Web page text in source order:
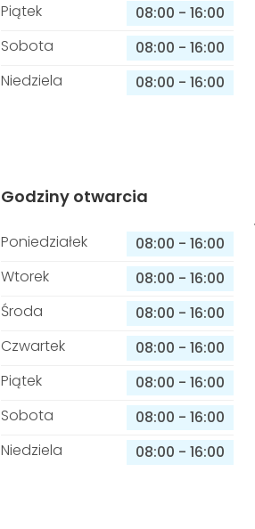
Piątek
08:00 - 16:00
Sobota
08:00 - 16:00
Niedziela
08:00 - 16:00
Godziny otwarcia
Poniedziałek 08:00 - 16:00
Wtorek
08:00 - 16:00
Środa
08:00 - 16:00
Czwartek
08:00 - 16:00
Piątek
08:00 - 16:00
Sobota
08:00 - 16:00
Niedziela
08:00 - 16:00